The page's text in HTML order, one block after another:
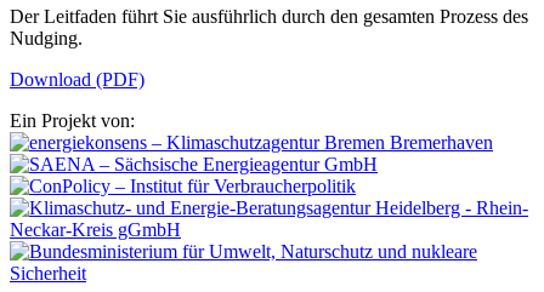
Der Leitfaden führt Sie ausführlich durch den gesamten Prozess des
Nudging.
Download (PDF)
Ein Projekt von: